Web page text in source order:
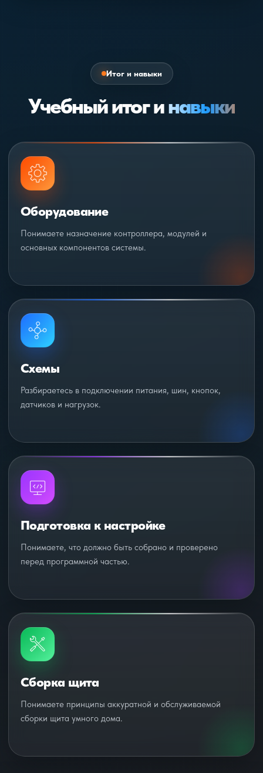
Итог и навыки
Учебный итог инавыки
Оборудование
Понимаете назначение контроллера, модулей и
основных компонентов системы.
Схемы
Разбираетесь в подключении питания, шин, кнопок,
датчиков и нагрузок.
Подготовка к настройке
Понимаете, что должно быть собрано и проверено
перед программной частью.
Сборка щита
Понимаете принципы аккуратной и обслуживаемой
сборки щита умного дома.